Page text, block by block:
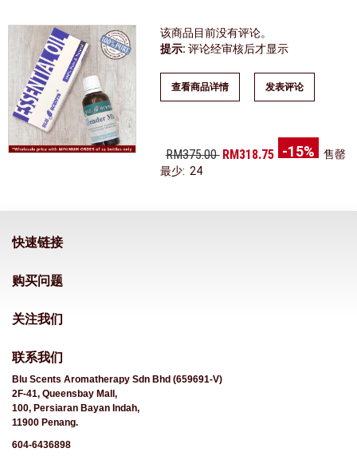
该商品目前没有评论。
提示: 评论经审核后才显示
查看商品详情 发表评论
RM375.00 RM318.75 -15%
售罄
最少: 24
快速链接
购买问题
关注我们
联系我们
Blu Scents Aromatherapy Sdn Bhd (659691-V)
2F-41, Queensbay Mall,
100, Persiaran Bayan Indah,
11900 Penang.
604-6436898